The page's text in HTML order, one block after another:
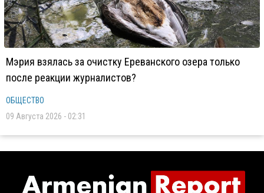
Мэрия взялась за очистку Ереванского озера только
после реакции журналистов?
ОБЩЕСТВО
09 Августа 2026 - 02:31